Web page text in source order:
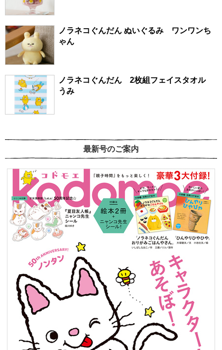
ノラネコぐんだん ぬいぐるみ ワンワンち
ゃん
ノラネコぐんだん 2枚組フェイスタオル
うみ
最新号のご案内